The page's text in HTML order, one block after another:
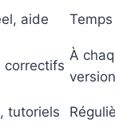
aide
correctifs
À
version
tutoriels